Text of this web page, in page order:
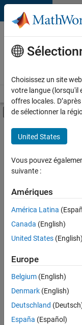
Passer au contenu
Votre
carrière
chez
Accueil Explorer nos
Activer/
Contenu principal
FILTRER PAR
Technologies de
Ventes pour
Ressources
Actuellement,
aucune
offre
d'emploi
correspondant
à vos
critères
de
recherche.
Vous
Choisissez un site
votre langue (lorsqu'il
offres locales.
de sélectionner la
United States
Vous pouvez
suivante :
Amériques
América Latina
Canada (English)
United States (English)
Europe
Belgium (English)
Denmark (English)
Deutschland
España (Español)